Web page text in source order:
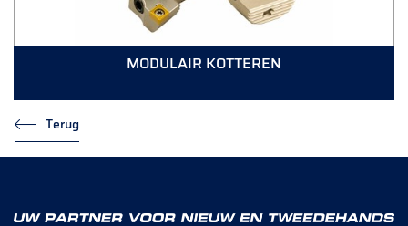
MODULAIR KOTTEREN
Terug